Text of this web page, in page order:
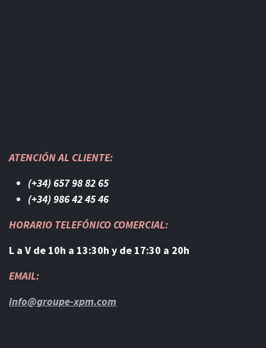
ATENCIÓN AL CLIENTE:
(+34) 657 98 82 65
(+34) 986 42 45 46​
HORARIO TELEFÓNICO COMERCIAL:
L a V de 10h a 13:30h y de 17:30 a 20h
EMAIL:
info@groupe-xpm.com